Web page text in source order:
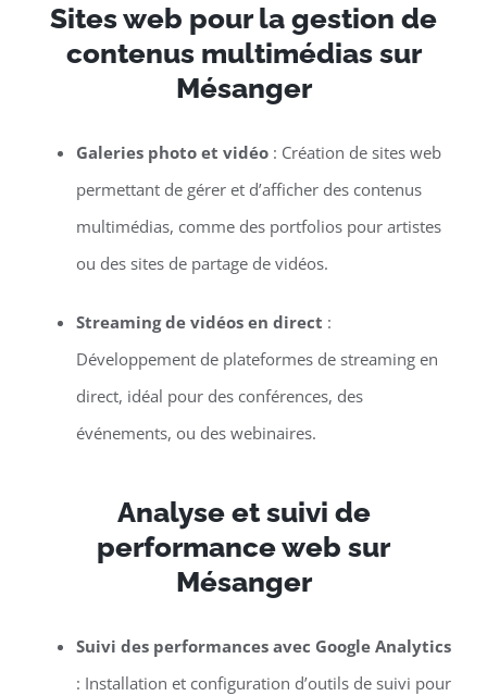
Sites web pour la gestion de
contenus multimédias sur
Mésanger
Galeries photo et vidéo: Création de sites web
permettant de gérer et d’afficher des contenus
multimédias, comme des portfolios pour artistes
ou des sites de partage de vidéos.
Streaming de vidéos en direct :
Développement de plateformes de streaming en
direct, idéal pour des conférences, des
événements, ou des webinaires.
Analyse et suivi de
performance web sur
Mésanger
Suivi des performances avec Google Analytics
: Installation et configuration d’outils de suivi pour